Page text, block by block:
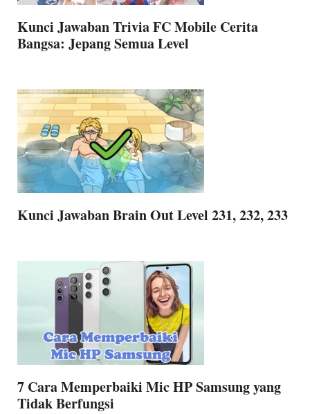
Kunci Jawaban Trivia FC Mobile Cerita
Bangsa: Jepang Semua Level
Kunci Jawaban Brain Out Level 231, 232, 233
7 Cara Memperbaiki Mic HP Samsung yang
Tidak Berfungsi